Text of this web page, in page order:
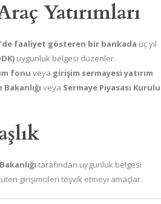
Yatırımları
faaliyet gösteren bir bankada üç yıl
uygunluk belgesi düzenler.
fonu veya girişim sermayesi yatırım
veya Sermaye Piyasası Kurulu
tarafından uygunluk belgesi
girişimcileri teşvik etmeyi amaçlar.